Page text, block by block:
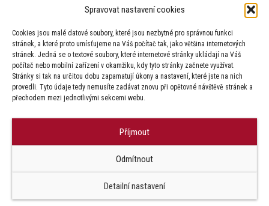
Spravovat nastavení cookies
Cookies jsou malé datové soubory, které jsou nezbytné pro správnou funkci
stránek, a které proto umísťujeme na Váš počítač tak, jako většina internetových
stránek. Jedná se o textové soubory, které internetové stránky ukládají na Váš
počítač nebo mobilní zařízení v okamžiku, kdy tyto stránky začnete využívat.
Stránky si tak na určitou dobu zapamatují úkony a nastavení, které jste na nich
provedli. Tyto údaje tedy nemusíte zadávat znovu při opětovné návštěvě stránek a
přechodem mezi jednotlivými sekcemi webu.
Příjmout
Odmítnout
Detailní nastavení
Vinohradská 190, 130 00 Praha 3
Za publikovaný obsah odpovídají jednotliví autoři.
Factory s.r.o. zapovězeno.